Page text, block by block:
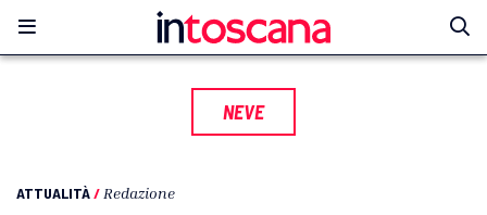
NEVE
ATTUALITÀ/ Redazione